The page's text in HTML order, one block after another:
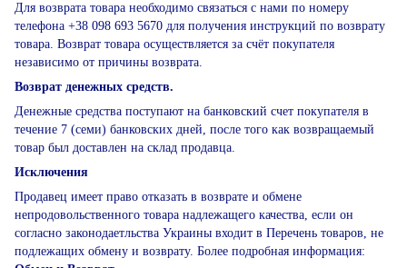
Для возврата товара необходимо связаться с нами по номеру
телефона +38 098 693 5670 для получения инструкций по возврату
товара. Возврат товара осуществляется за счёт покупателя
независимо от причины возврата.
Возврат денежных средств.
Денежные средства поступают на банковский счет покупателя в
течение 7 (семи) банковских дней, после того как возвращаемый
товар был доставлен на склад продавца.
Исключения
Продавец имеет право отказать в возврате и обмене
непродовольственного товара надлежащего качества, если он
согласно законодаетльства Украины входит в Перечень товаров, не
подлежащих обмену и возврату. Более подробная информация: